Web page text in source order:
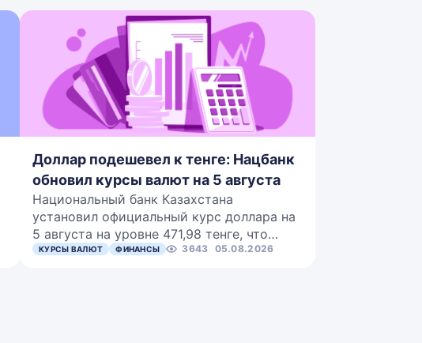
Доллар подешевел к тенге: Нацбанк
обновил курсы валют на 5 августа
Национальный банк Казахстана
установил официальный курс доллара на
5 августа на уровне 471,98 тенге, что…
КУРСЫ ВАЛЮТ ФИНАНСЫ 3643 05.08.2026